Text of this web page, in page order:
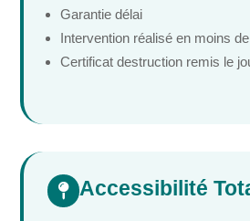
Garantie délai
Intervention réalisé en moins
Certificat destruction remis le
 Accessibilité